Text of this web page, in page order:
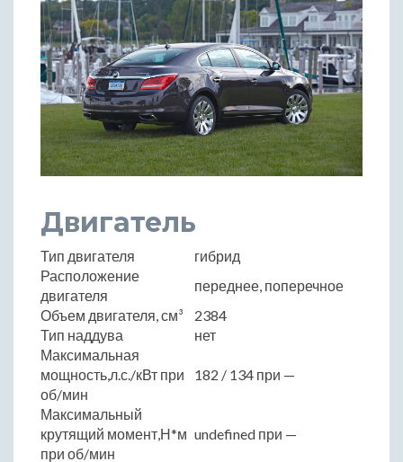
Двигатель
Тип двигателя
гибрид
Расположение
двигателя
переднее, поперечное
Объем двигателя, см³
2384
Тип наддува
нет
Максимальная
мощность,л.с./кВт при
об/мин
182 / 134 при —
Максимальный
крутящий момент,Н*м
при об/мин
undefined при —